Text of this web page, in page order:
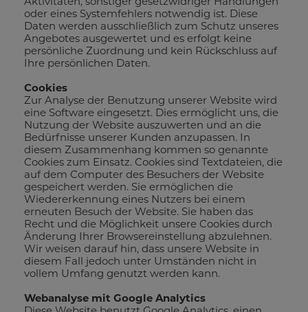
oder eines Systemfehlers notwendig ist. Diese
Daten werden ausschließlich zum Schutz unseres
Angebotes ausgewertet und es erfolgt keine
persönliche Zuordnung und kein Rückschluss auf
Ihre persönlichen Daten.
Cookies
Zur Analyse der Benutzung unserer Website wird
eine Software eingesetzt. Dies ermöglicht uns, die
Nutzung der Website auszuwerten und an die
Bedürfnisse unserer Kunden anzupassen. In
diesem Zusammenhang kommen so genannte
Cookies zum Einsatz. Cookies sind Textdateien, die
auf dem Computer des Besuchers der Website
gespeichert werden. Sie ermöglichen die
Wiedererkennung eines Nutzers bei einem
erneuten Besuch der Website. Sie haben das
Recht und die Möglichkeit unsere Cookies durch
Änderung Ihrer Browsereinstellung abzulehnen.
Wir weisen darauf hin, dass unsere Website in
diesem Fall jedoch unter Umständen nicht in
vollem Umfang genutzt werden kann.
Webanalyse mit Google Analytics